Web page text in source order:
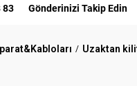
83 Gönderinizi Takip Edin
Uzaktan